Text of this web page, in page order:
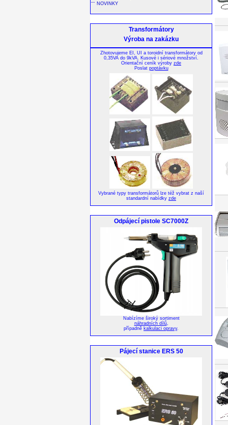
NOVINKY
Transformátory
Výroba na zakázku
Zhotovujeme EI, UI a toroidní transformátory od
0,35VA do 9kVA. Kusové i sériové množství.
Orientační ceník výroby zde
Poslat poptávku
Vybrané typy transformátorů lze též vybrat z naší
standardní nabídky zde
Odpájecí pistole SC7000Z
Nabízíme široký sortiment
náhradních dílů,
případně kalkulaci opravy.
Pájecí stanice ERS 50